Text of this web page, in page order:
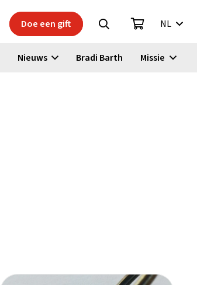
Doe een gift NL
Nieuws Bradi Barth Missie